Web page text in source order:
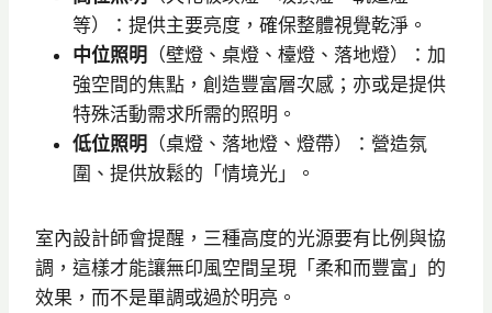
等）：提供主要亮度，確保整體視覺乾淨。
中位照明 （壁燈、桌燈、檯燈、落地燈）：加
強空間的焦點，創造豐富層次感；亦或是提供
特殊活動需求所需的照明。
低位照明 （桌燈、落地燈、燈帶）：營造氛
圍、提供放鬆的「情境光」。
室內設計師會提醒，三種高度的光源要有比例與協
調，這樣才能讓無印風空間呈現「柔和而豐富」的
效果，而不是單調或過於明亮。